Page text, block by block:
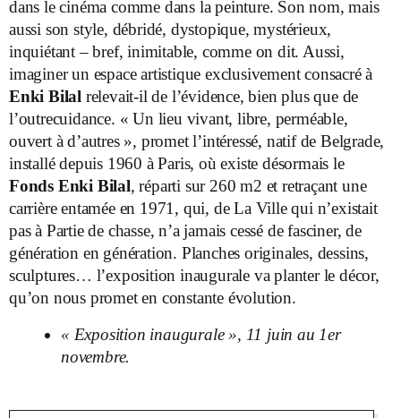
dans le cinéma comme dans la peinture. Son nom, mais
aussi son style, débridé, dystopique, mystérieux,
inquiétant – bref, inimitable, comme on dit. Aussi,
imaginer un espace artistique exclusivement consacré à
Enki Bilal relevait-il de l’évidence, bien plus que de
l’outrecuidance. « Un lieu vivant, libre, perméable,
ouvert à d’autres », promet l’intéressé, natif de Belgrade,
installé depuis 1960 à Paris, où existe désormais le
Fonds Enki Bilal, réparti sur 260 m2 et retraçant une
carrière entamée en 1971, qui, de La Ville qui n’existait
pas à Partie de chasse, n’a jamais cessé de fasciner, de
génération en génération. Planches originales, dessins,
sculptures… l’exposition inaugurale va planter le décor,
qu’on nous promet en constante évolution.
« Exposition inaugurale », 11 juin au 1er
novembre.